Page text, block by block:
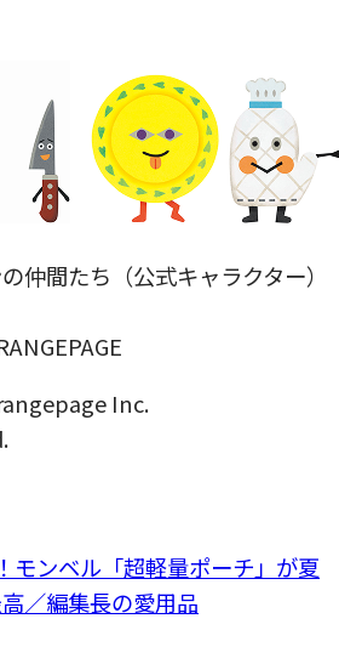
仲間たち（公式キャラクター）
Inc.
モンベル「超軽量ポーチ」が夏
／編集長の愛用品